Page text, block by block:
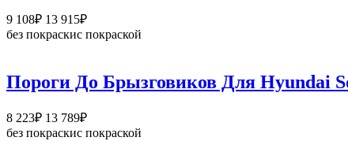
9 108₽ 13 915₽Диапазон
цен:
–
13
без покраскис покраской
Пороги До Брызговиков Для Hyundai
8 223₽ 13 789₽Диапазон
цен:
без покраскис покраской